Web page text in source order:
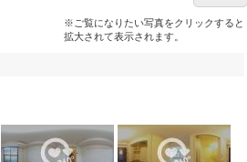
※ご覧になりたい写真をクリックすると
拡大されて表示されます。